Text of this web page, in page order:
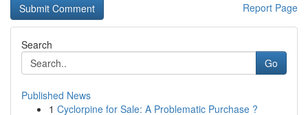
Report Page
Search
Go
Published News
1 Cyclorpine for Sale: A Problematic Purchase ?